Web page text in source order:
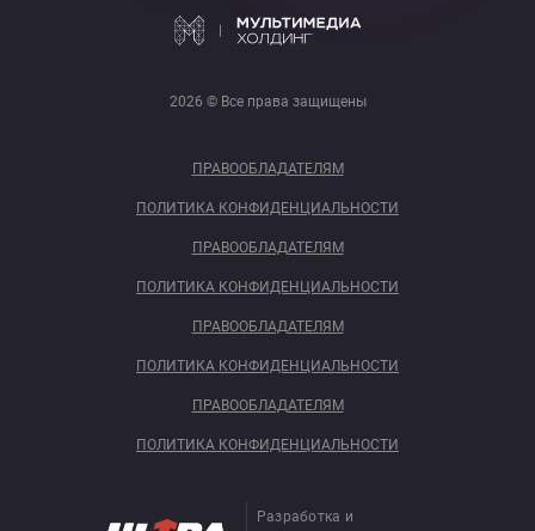
2026 © Все права защищены
ПРАВООБЛАДАТЕЛЯМ
ПОЛИТИКА КОНФИДЕНЦИАЛЬНОСТИ
ПРАВООБЛАДАТЕЛЯМ
ПОЛИТИКА КОНФИДЕНЦИАЛЬНОСТИ
ПРАВООБЛАДАТЕЛЯМ
ПОЛИТИКА КОНФИДЕНЦИАЛЬНОСТИ
ПРАВООБЛАДАТЕЛЯМ
ПОЛИТИКА КОНФИДЕНЦИАЛЬНОСТИ
Разработка и